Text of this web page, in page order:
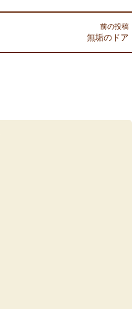
前の投稿
無垢のドア